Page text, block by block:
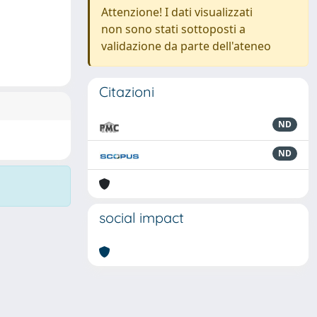
Attenzione! I dati visualizzati
non sono stati sottoposti a
validazione da parte dell'ateneo
Citazioni
ND
ND
social impact